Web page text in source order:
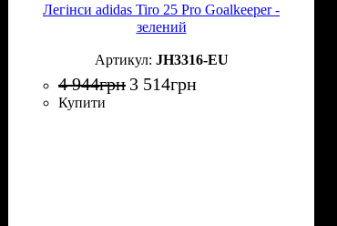
Легінси adidas Tiro 25 Pro Goalkeeper -
зелений
JH3316-EU
4 944грн 3 514грн
Купити